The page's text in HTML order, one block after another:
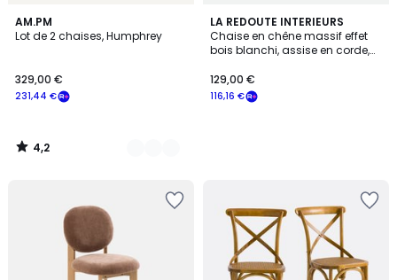
AM.PM
Lot de 2 chaises, Humphrey
231,44 €
329,00 €
4,2
/ 5
2
Couleurs
4,2
/
LA REDOUTE INTERIEURS
Chaise en chêne massif effet
bois blanchi, assise en corde,
116,16 €
129,00 €